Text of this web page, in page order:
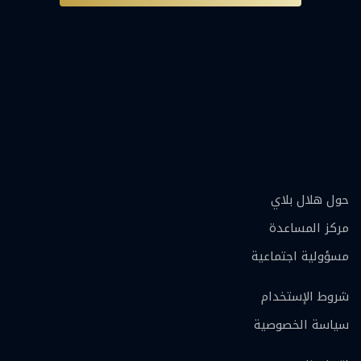
حول هلال بلاي
مركز المساعدة
مسؤولية اجتماعية
شروط الإستخدام
سياسة الخصوصية